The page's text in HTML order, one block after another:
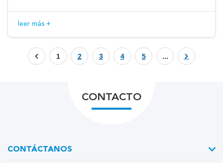
leer más +
1 2 3 4 5 ...
CONTACTO
CONTÁCTANOS